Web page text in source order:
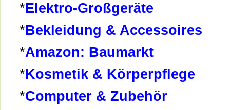
*Elektro-Großgeräte
*Bekleidung & Accessoires
*Amazon: Baumarkt
*Kosmetik & Körperpflege
*Computer & Zubehör